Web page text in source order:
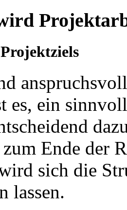
es, ein
Ende der
sich die
lassen.